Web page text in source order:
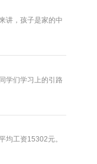
讲，孩子是家的中
学们学习上的引路
均工资15302元。